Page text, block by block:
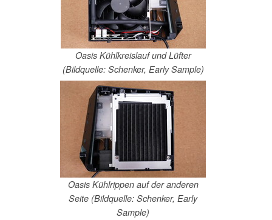
Oasis Kühlkreislauf und Lüfter
(Bildquelle: Schenker, Early Sample)
Oasis Kühlrippen auf der anderen
Seite (Bildquelle: Schenker, Early
Sample)